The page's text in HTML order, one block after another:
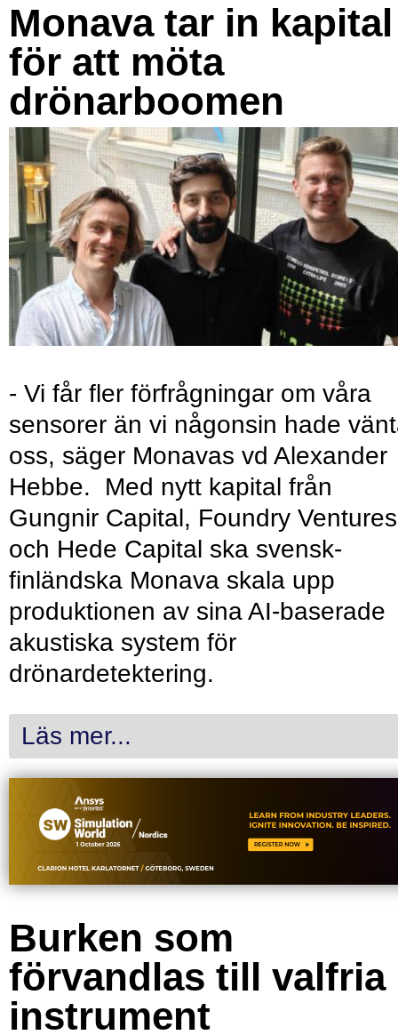
Monava tar in kapital
för att möta
drönarboomen
- Vi får fler förfrågningar om våra
sensorer än vi någonsin hade
oss, säger Monavas vd Alexander
Hebbe. Med nytt kapital från
Gungnir Capital, Foundry Ventures
och Hede Capital ska svensk-
finländska Monava skala upp
produktionen av sina AI-baserade
akustiska system för
drönardetektering.
Läs mer...
Burken som
förvandlas till valfria
instrument